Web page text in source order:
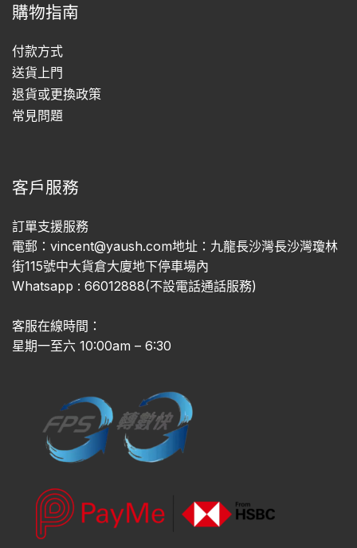
購物指南
付款方式
送貨上門
退貨或更換政策
常見問題
客戶服務
訂單支援服務
電郵：vincent@yaush.com地址：九龍長沙灣長沙灣瓊林
街115號中大貨倉大廈地下停車場內
Whatsapp : 66012888(不設電話通話服務)
客服在線時間：
星期一至六 10:00am – 6:30